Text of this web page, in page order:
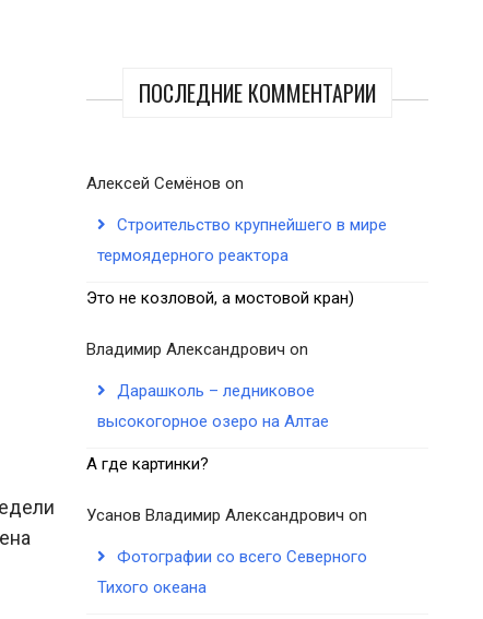
ПОСЛЕДНИЕ КОММЕНТАРИИ
Алексей Семёнов on
Строительство крупнейшего в мире
термоядерного реактора
Это не козловой, а мостовой кран)
Владимир Александрович on
Дарашколь – ледниковое
высокогорное озеро на Алтае
А где картинки?
Усанов Владимир Александрович on
Фотографии со всего Северного
Тихого океана